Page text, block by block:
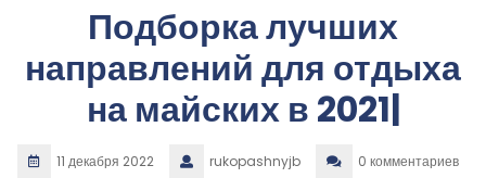
Подборка лучших
направлений для отдыха
на майских в 2021|
11 декабря 2022 rukopashnyjb 0 комментариев